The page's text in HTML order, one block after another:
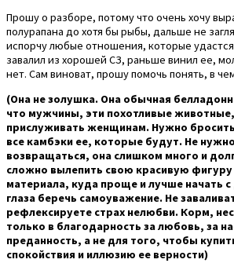
Прошу о разборе, потому что очень хочу
полурапана до хотя бы рыбы, дальше не
испорчу любые отношения, которые удастся
завалил из хорошей СЗ, раньше винил ее,
нет. Сам виноват, прошу помочь понять, в
(Она не золушка. Она обычная
что мужчины, эти похотливые
прислуживать женщинам. Нужно
все камбэки ее, которые будут. Не
возвращаться, она слишком много и
сложно вылепить свою красивую фигуру
материала, куда проще и лучше начать
глаза беречь самоуважение. Не
рефлексируете страх нелюбви. Корм,
только в благодарность за любовь, за
преданность, а не для того, чтобы
спокойствия и иллюзию ее верности)